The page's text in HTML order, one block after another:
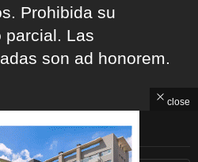
Prohibida su
parcial. Las
son ad honorem.
close